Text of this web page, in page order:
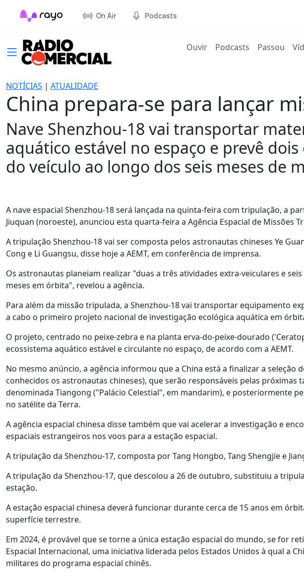
On Air Podcasts
Ouvir(current)
Podcasts Passou
NOTÍCIAS | ATUALIDADE
China prepara-se para lançar
Nave Shenzhou-18 vai transportar
aquático estável no espaço e prevê
do veículo ao longo dos seis meses de
A nave espacial Shenzhou-18 será lançada na quinta-feira com tripulação, a
Jiuquan (noroeste), anunciou esta quarta-feira a Agência Espacial de Missões
A tripulação Shenzhou-18 vai ser composta pelos astronautas chineses Ye
Cong e Li Guangsu, disse hoje a AEMT, em conferência de imprensa.
Os astronautas planeiam realizar "duas a três atividades extra-veiculares e
meses em órbita", revelou a agência.
Para além da missão tripulada, a Shenzhou-18 vai transportar equipamento
a cabo o primeiro projeto nacional de investigação ecológica aquática em
O projeto, centrado no peixe-zebra e na planta erva-do-peixe-dourado
ecossistema aquático estável e circulante no espaço, de acordo com a AEMT.
No mesmo anúncio, a agência informou que a China está a finalizar a
conhecidos os astronautas chineses), que serão responsáveis pelas próximas
denominada Tiangong ("Palácio Celestial", em mandarim), e posteriormente
no satélite da Terra.
A agência espacial chinesa disse também que vai acelerar a investigação e
espaciais estrangeiros nos voos para a estação espacial.
A tripulação da Shenzhou-17, composta por Tang Hongbo, Tang Shengjie e
A tripulação da Shenzhou-17, que descolou a 26 de outubro, substituiu a
estação.
A estação espacial chinesa deverá funcionar durante cerca de 15 anos em
superfície terrestre.
Em 2024, é provável que se torne a única estação espacial do mundo, se for
Espacial Internacional, uma iniciativa liderada pelos Estados Unidos à qual a
militares do programa espacial chinês.